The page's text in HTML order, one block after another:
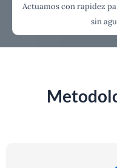
Actuamos con rapidez
sin